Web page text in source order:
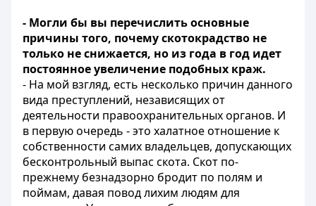
- Могли бы вы перечислить основные
причины того, почему скотокрадство не
только не снижается, но из года в год идет
постоянное увеличение подобных краж.
- На мой взгляд, есть несколько причин данного
вида преступлений, независящих от
деятельности правоохранительных органов. И
в первую очередь - это халатное отношение к
собственности самих владельцев, допускающих
бесконтрольный выпас скота. Скот по-
прежнему безнадзорно бродит по полям и
поймам, давая повод лихим людям для